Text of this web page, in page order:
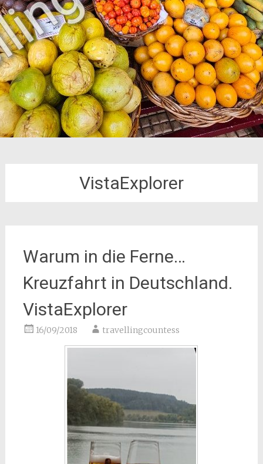
VistaExplorer
Warum in die Ferne…
Kreuzfahrt in Deutschland.
VistaExplorer
16/09/2018 travellingcountess